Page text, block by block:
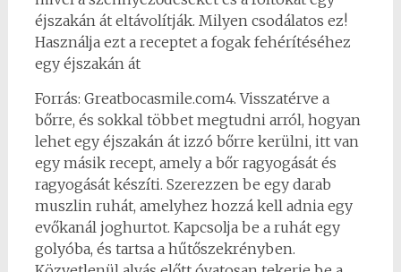
éjszakán át eltávolítják. Milyen csodálatos ez!
Használja ezt a receptet a fogak fehérítéséhez
egy éjszakán át
Forrás: Greatbocasmile.com4. Visszatérve a
bőrre, és sokkal többet megtudni arról, hogyan
lehet egy éjszakán át izzó bőrre kerülni, itt van
egy másik recept, amely a bőr ragyogását és
ragyogását készíti. Szerezzen be egy darab
muszlin ruhát, amelyhez hozzá kell adnia egy
evőkanál joghurtot. Kapcsolja be a ruhát egy
golyóba, és tartsa a hűtőszekrényben.